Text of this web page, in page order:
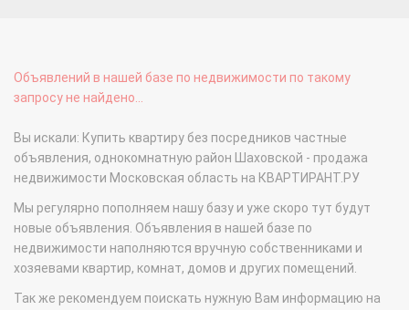
Объявлений в нашей базе по недвижимости по такому
запросу не найдено...
Вы искали: Купить квартиру без посредников частные
объявления, однокомнатную район Шаховской - продажа
недвижимости Московская область на КВАРТИРАНТ.РУ
Мы регулярно пополняем нашу базу и уже скоро тут будут
новые объявления. Объявления в нашей базе по
недвижимости наполняются вручную собственниками и
хозяевами квартир, комнат, домов и других помещений.
Так же рекомендуем поискать нужную Вам информацию на